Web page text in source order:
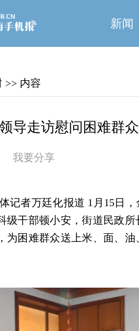
新闻
>> 内容
导走访慰问困难群
我要分享
记者万廷化报道 1月15日
级干部顿小安，街道民政
为困难群众送上米、面、